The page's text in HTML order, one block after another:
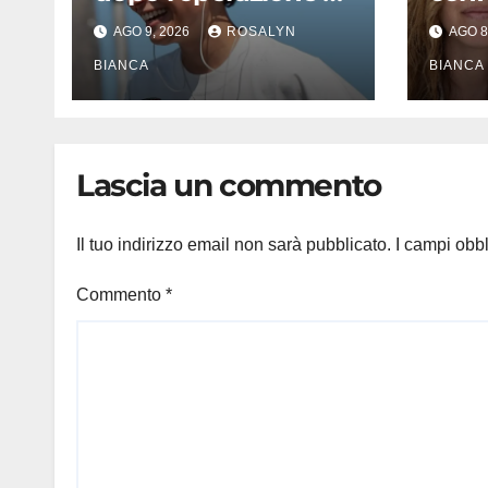
torace: «Per anni mi
sentivo in trappola»,
il racconto sul
difficile percorso
AGO 9, 2026 ROSALYN
BIANCA
AGO
BIANCA
Lascia un commento
Il tuo indirizzo email non sarà pubblicato. I campi
Commento *